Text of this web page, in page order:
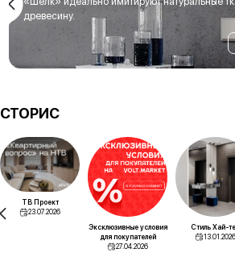
древесину.
СТОРИС
ТВ Проект
23.07.2026
Эксклюзивные условия
для покупателей
27.04.2026
Стиль Хай-
13.01.2026